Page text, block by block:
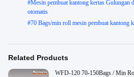
#Mesin pembuat kantong kertas Gulungan
otomatis
#70 Bags/min roll mesin pembuat kantong
Related Products
WFD-120 70-150Bags / Min